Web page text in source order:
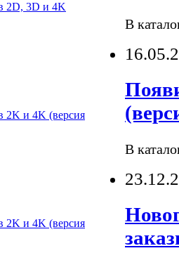
2D, 3D и 4K
и 4K (версия
и 4K (версия
В
В